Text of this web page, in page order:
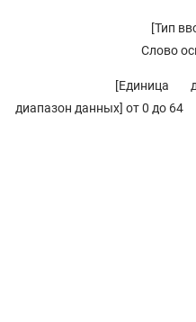
[Тип
Слово
[Единица
диапазон данных] от 0 до 64